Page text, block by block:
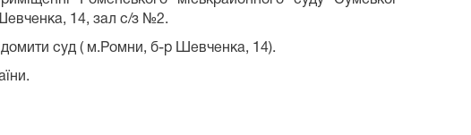
14, зал с/з №2.
суд ( м.Ромни, б-р Шевченка, 14).